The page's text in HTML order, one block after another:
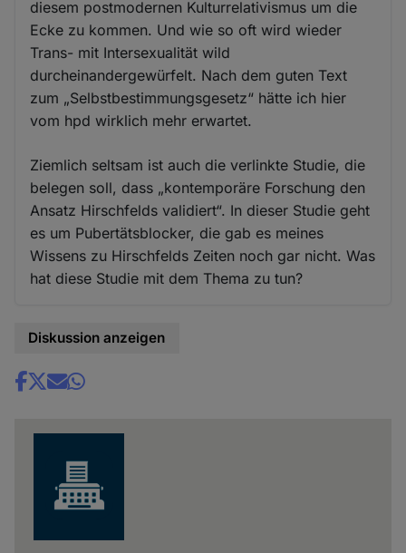
diesem postmodernen Kulturrelativismus um die
Ecke zu kommen. Und wie so oft wird wieder
Trans- mit Intersexualität wild
durcheinandergewürfelt. Nach dem guten Text
zum „Selbstbestimmungsgesetz“ hätte ich hier
vom hpd wirklich mehr erwartet.
Ziemlich seltsam ist auch die verlinkte Studie, die
belegen soll, dass „kontemporäre Forschung den
Ansatz Hirschfelds validiert“. In dieser Studie geht
es um Pubertätsblocker, die gab es meines
Wissens zu Hirschfelds Zeiten noch gar nicht. Was
hat diese Studie mit dem Thema zu tun?
Diskussion anzeigen
Share